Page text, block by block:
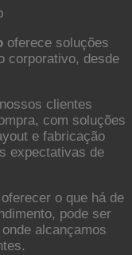
oferece soluções
corporativo, desde
clientes
com soluções
e fabricação
expectativas de
o que há de
pode ser
alcançamos